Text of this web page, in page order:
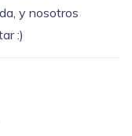
y nosotros
:)